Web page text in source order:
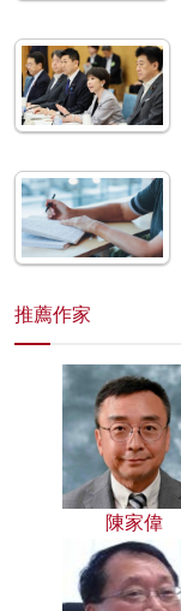
推薦作家
陳家偉